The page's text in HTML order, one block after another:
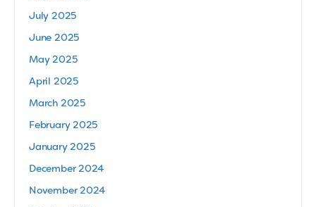
July 2025
June 2025
May 2025
April 2025
March 2025
February 2025
January 2025
December 2024
November 2024